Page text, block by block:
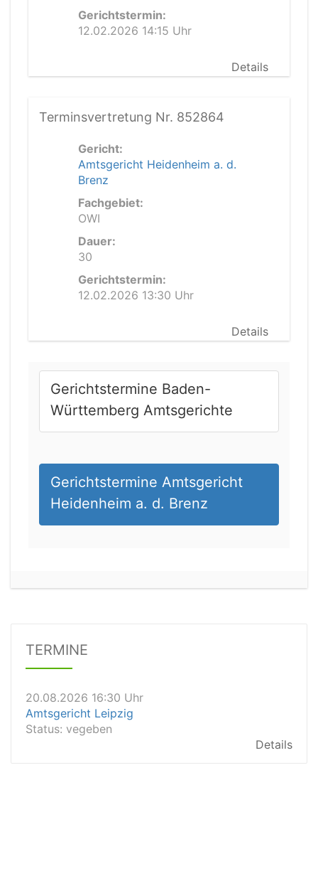
Gerichtstermin:
12.02.2026 14:15 Uhr
Details
Terminsvertretung Nr. 852864
Gericht:
Amtsgericht Heidenheim a. d.
Brenz
Fachgebiet:
OWI
Dauer:
30
Gerichtstermin:
12.02.2026 13:30 Uhr
Details
Gerichtstermine Baden-
Württemberg Amtsgerichte
Gerichtstermine Amtsgericht
Heidenheim a. d. Brenz
TERMINE
Status:vegeben
20.08.2026 15:30 Uhr
Amtsgericht Stuttgart